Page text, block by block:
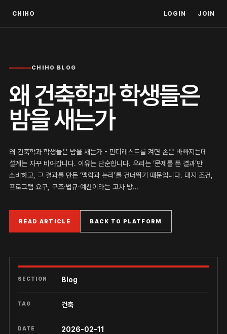
CHIHO LOGIN JOIN
CHIHO BLOG
왜 건축학과 학생들은
밤을 새는가
왜 건축학과 학생들은 밤을 새는가 - 핀터레스트를 켜면 손은 바빠지는데
설계는 자꾸 비어갑니다. 이유는 단순합니다. 우리는 ‘문제를 푼 결과’만
소비하고, 그 결과를 만든 ‘맥락과 논리’를 건너뛰기 때문입니다. 대지 조건,
프로그램 요구, 구조·법규·예산이라는 고차 방…
READ ARTICLE BACK TO PLATFORM
SECTION Blog
TAG 건축
DATE 2026-02-11